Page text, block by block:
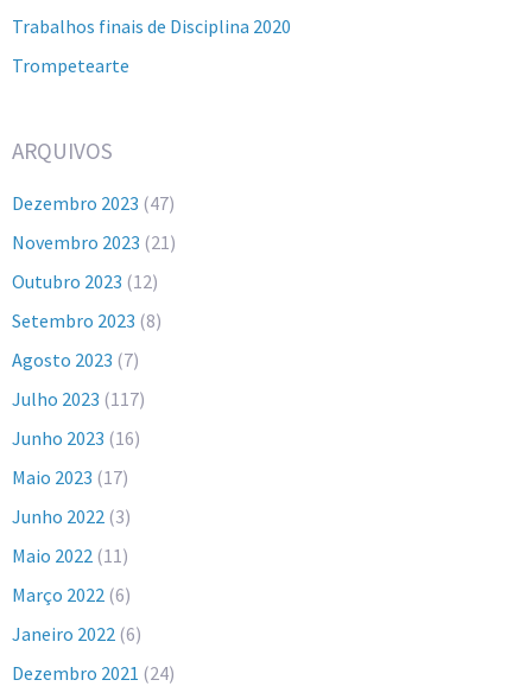
Trabalhos finais de Disciplina 2020
Trompetearte
ARQUIVOS
Dezembro 2023 (47)
Novembro 2023 (21)
Outubro 2023 (12)
Setembro 2023 (8)
Agosto 2023 (7)
Julho 2023 (117)
Junho 2023 (16)
Maio 2023 (17)
Junho 2022 (3)
Maio 2022 (11)
Março 2022 (6)
Janeiro 2022 (6)
Dezembro 2021 (24)